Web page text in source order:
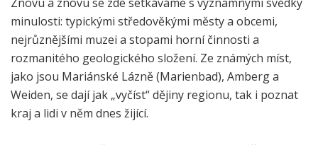
Znovu a znovu se zde setkáváme s významnými svědky
minulosti: typickými středověkými městy a obcemi,
nejrůznějšími muzei a stopami horní činnosti a
rozmanitého geologického složení. Ze známých míst,
jako jsou Mariánské Lázně (Marienbad), Amberg a
Weiden, se dají jak „vyčíst“ dějiny regionu, tak i poznat
kraj a lidi v něm dnes žijící.